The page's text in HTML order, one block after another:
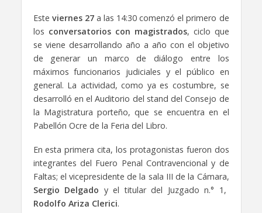
Este viernes 27a las 14:30 comenzó el primero de
los conversatorios con magistrados, ciclo que
se viene desarrollando año a año con el objetivo
de generar un marco de diálogo entre los
máximos funcionarios judiciales y el público en
general. La actividad, como ya es costumbre, se
desarrolló en el Auditorio del stand del Consejo de
la Magistratura porteño, que se encuentra en el
Pabellón Ocre de la Feria del Libro.
En esta primera cita, los protagonistas fueron dos
integrantes del Fuero Penal Contravencional y de
Faltas; el vicepresidente de la sala III de la Cámara,
Sergio Delgado y el titular del Juzgado n.° 1,
Rodolfo Ariza Clerici.